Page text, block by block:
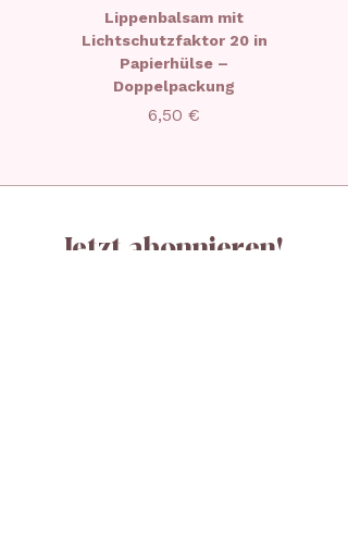
ZitronensäureLippenbalsam mit
Lichtschutzfaktor 20 in
Papierhülse –
Doppelpackung
Preis
6,50 €
Jetzt abonnieren!